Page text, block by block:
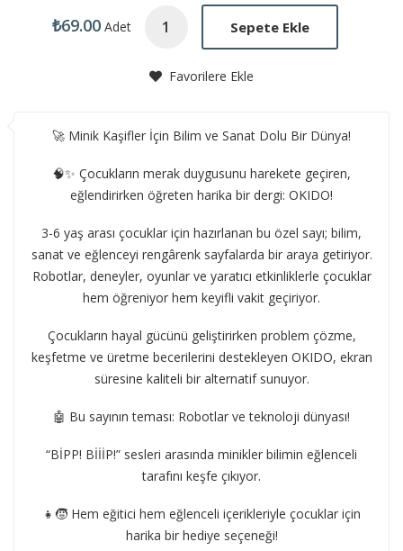
₺69.00 Adet Sepete Ekle
Favorilere Ekle
🚀 Minik Kaşifler İçin Bilim ve Sanat Dolu Bir Dünya!
🧠✨ Çocukların merak duygusunu harekete geçiren,
eğlendirirken öğreten harika bir dergi: OKIDO!
3-6 yaş arası çocuklar için hazırlanan bu özel sayı; bilim,
sanat ve eğlenceyi rengârenk sayfalarda bir araya getiriyor.
Robotlar, deneyler, oyunlar ve yaratıcı etkinliklerle çocuklar
hem öğreniyor hem keyifli vakit geçiriyor.
Çocukların hayal gücünü geliştirirken problem çözme,
keşfetme ve üretme becerilerini destekleyen OKIDO, ekran
süresine kaliteli bir alternatif sunuyor.
🤖 Bu sayının teması: Robotlar ve teknoloji dünyası!
“BİPP! BİİİP!” sesleri arasında minikler bilimin eğlenceli
tarafını keşfe çıkıyor.
👧🧒 Hem eğitici hem eğlenceli içerikleriyle çocuklar için
harika bir hediye seçeneği!